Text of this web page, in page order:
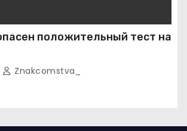
положительный тест на
Znakcomstva_